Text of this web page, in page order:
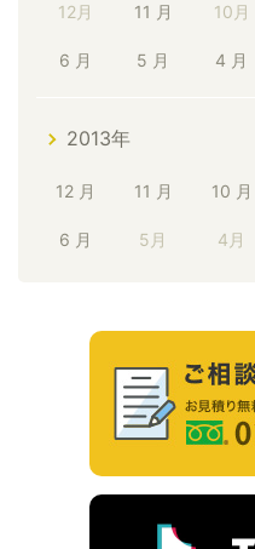
12月 11 月 10月
6 月 5 月 4 月
2013年
12 月 11 月 10 月
6 月 5月 4月